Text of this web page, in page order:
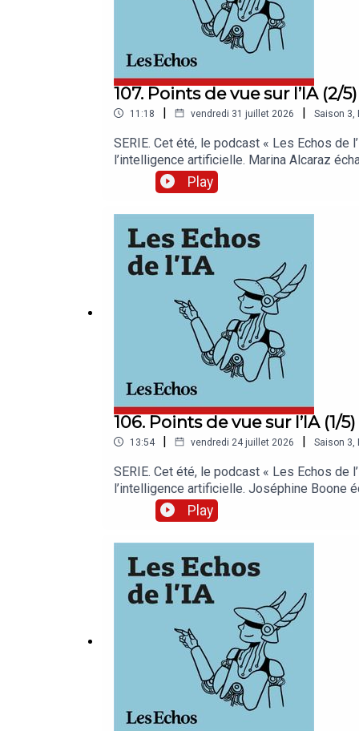
107. Points de vue sur l’IA
11:18 | vendredi 31 juillet 2026 | Saison 3
SERIE. Cet été, le podcast « Les Echos
l’intelligence artificielle. Marina Alcaraz
Echos de l’IA » sur l’application Les
mais retenez-vous vraiment l’essentiel ?
Joséphine Boone et Samir Touzani. Cet
de service : Pierrick Fay. Invitée : Agnès
production et d’édition : Clara Grouzis.
Play
106. Points de vue sur l’IA (1/
13:54 | vendredi 24 juillet 2026 | Saison 3
SERIE. Cet été, le podcast « Les Echos
l’intelligence artificielle. Joséphine Boone
étrangères, qui parle de souveraineté
chaque jour les analyses et décryptages
https://apps.apple.com/fr/app/les-echos-
https://play.google.com/store/apps/
Boone et Samir Touzani. Cet épisode a
service : Pierrick Fay. Invitée : Clara
Willy Ganne. Chargée de production et
Play